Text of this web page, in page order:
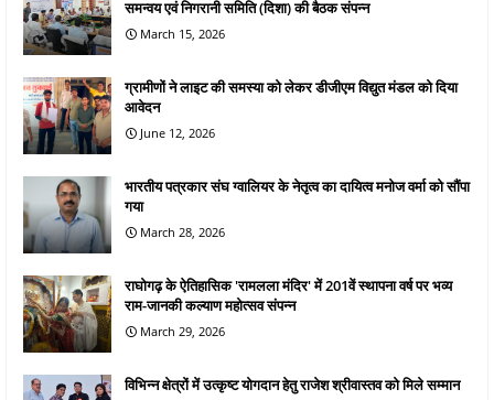
समन्वय एवं निगरानी समिति (दिशा) की बैठक संपन्न
March 15, 2026
ग्रामीणों ने लाइट की समस्या को लेकर डीजीएम विद्युत मंडल को दिया
आवेदन
June 12, 2026
भारतीय पत्रकार संघ ग्वालियर के नेतृत्व का दायित्व मनोज वर्मा को सौंपा
गया
March 28, 2026
राघोगढ़ के ऐतिहासिक 'रामलला मंदिर' में 201वें स्थापना वर्ष पर भव्य
राम-जानकी कल्याण महोत्सव संपन्न
March 29, 2026
विभिन्न क्षेत्रों में उत्कृष्ट योगदान हेतु राजेश श्रीवास्तव को मिले सम्मान